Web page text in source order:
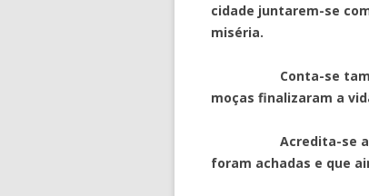
cidade juntarem-se
miséria.
Conta-se também
moças finalizaram a
Acredita-se ainda
foram achadas e que